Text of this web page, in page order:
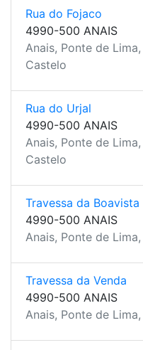
Rua do Fojaco
4990-500 ANAIS
Anais, Ponte de
Castelo
Rua do Urjal
4990-500 ANAIS
Anais, Ponte de
Castelo
Travessa da Boavista
4990-500 ANAIS
Anais, Ponte de
Travessa da Venda
4990-500 ANAIS
Anais, Ponte de